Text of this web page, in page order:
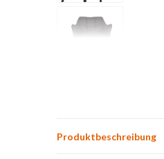
Produktbeschreibung